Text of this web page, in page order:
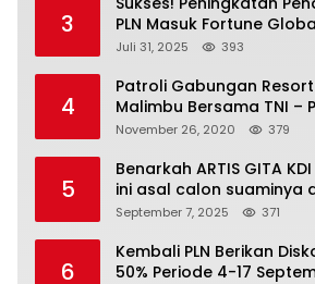
3
PLN Masuk Fortune
Juli 31, 2025 393
4
Patroli Gabungan
Malimbu Bersama TNI –
November 26, 2020 379
5
Benarkah ARTIS GITA
ini asal calon suaminya
undangannya
September 7, 2025 371
6
Kembali PLN Berikan
50% Periode 4-17